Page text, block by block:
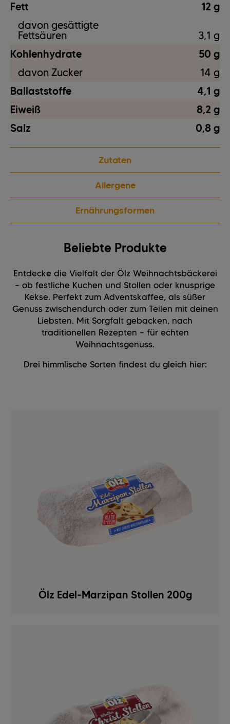
Fett
12 g
davon gesättigte
Fettsäuren
3,1 g
Kohlenhydrate
50 g
davon Zucker
14 g
Ballaststoffe
4,1 g
Eiweiß
8,2 g
Salz
0,8 g
Zutaten
Allergene
Ernährungsformen
Beliebte Produkte
Entdecke die Vielfalt der Ölz Weihnachtsbäckerei
– ob festliche Kuchen und Stollen oder knusprige
Kekse. Perfekt zum Adventskaffee, als süßer
Genuss zwischendurch oder zum Teilen mit deinen
Liebsten. Mit Sorgfalt gebacken, nach
traditionellen Rezepten – für echten
Weihnachtsgenuss.
Drei himmlische Sorten findest du gleich hier:
Ölz Edel-Marzipan Stollen 200g